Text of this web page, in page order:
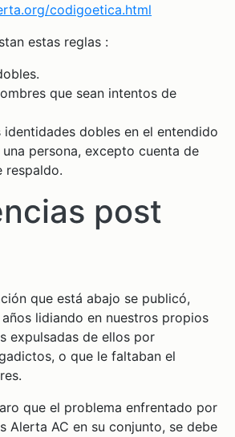
codigoetica.html
estas reglas :
que sean intentos de
dobles en el entendido
persona, excepto cuenta de
respaldo.
post
que está abajo se publicó,
lidiando en nuestros propios
expulsadas de ellos por
o que le faltaban el
que el problema enfrentado por
Alerta AC en su conjunto, se debe